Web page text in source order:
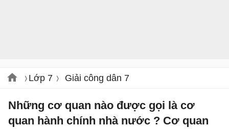
Lớp 7 Giải công dân 7
Những cơ quan nào được gọi là cơ
quan hành chính nhà nước ? Cơ quan